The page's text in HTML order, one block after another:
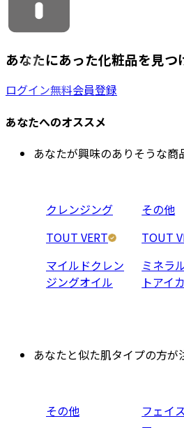
あなたにあった化粧品を見つ
ログイン無料会員登録
あなたへのオススメ
あなたが興味のありそうな商
クレンジング
TOUT VERT
マイルドクレン
ジングオイル
その他
TOUT
ミネラ
トアイ
あなたと似た肌タイプの方が
その他
フェイ